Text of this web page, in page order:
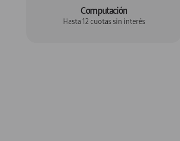
Computación
Hasta 12 cuotas sin interés